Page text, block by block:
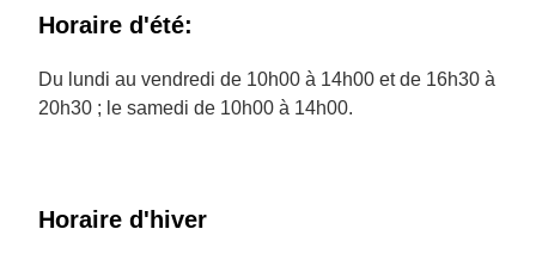
Horaire d'été:
Du lundi au vendredi de 10h00 à 14h00 et de 16h30 à
20h30 ; le samedi de 10h00 à 14h00.
Horaire d'hiver